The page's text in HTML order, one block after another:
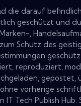
die darauf
geschützt und
,
Schutz des
reproduziert,
gepostet,
vorherige
IT Tech Publish Hub.